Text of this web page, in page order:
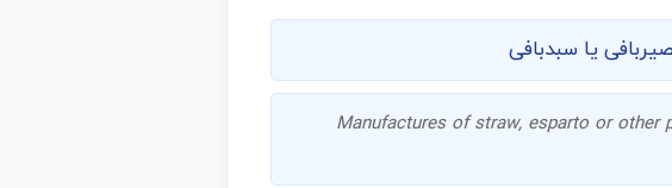
یا سبدبافی
Manufactures of straw, esparto or other